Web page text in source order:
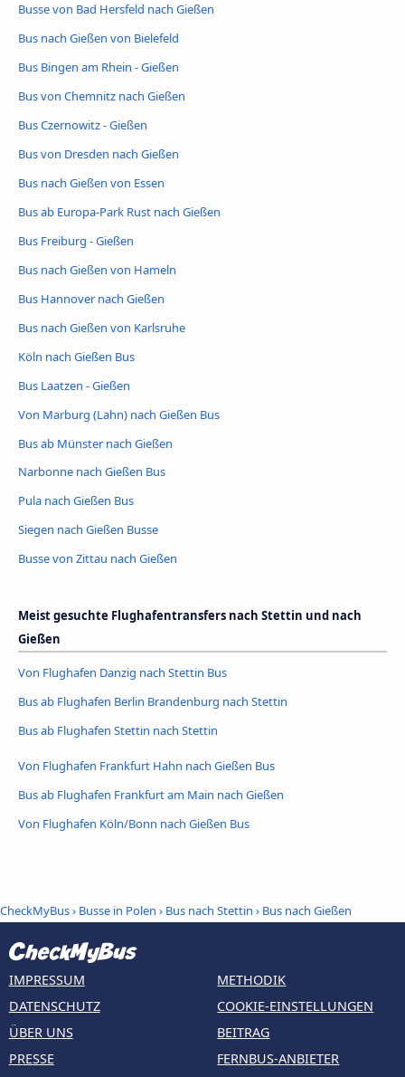
Busse von Bad Hersfeld nach Gießen
Bus nach Gießen von Bielefeld
Bus Bingen am Rhein - Gießen
Bus von Chemnitz nach Gießen
Bus Czernowitz - Gießen
Bus von Dresden nach Gießen
Bus nach Gießen von Essen
Bus ab Europa-Park Rust nach Gießen
Bus Freiburg - Gießen
Bus nach Gießen von Hameln
Bus Hannover nach Gießen
Bus nach Gießen von Karlsruhe
Köln nach Gießen Bus
Bus Laatzen - Gießen
Von Marburg (Lahn) nach Gießen Bus
Bus ab Münster nach Gießen
Narbonne nach Gießen Bus
Pula nach Gießen Bus
Siegen nach Gießen Busse
Busse von Zittau nach Gießen
Meist gesuchte Flughafentransfers nach Stettin und nach
Gießen
Von Flughafen Danzig nach Stettin Bus
Bus ab Flughafen Berlin Brandenburg nach Stettin
Bus ab Flughafen Stettin nach Stettin
Von Flughafen Frankfurt Hahn nach Gießen Bus
Bus ab Flughafen Frankfurt am Main nach Gießen
Von Flughafen Köln/Bonn nach Gießen Bus
CheckMyBus› Busse in Polen › Bus nach Stettin › Bus nach Gießen
IMPRESSUM
DATENSCHUTZ
ÜBER UNS
PRESSE
METHODIK
COOKIE-EINSTELLUNGEN
BEITRAG
FERNBUS-ANBIETER